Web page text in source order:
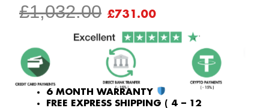
£1,032.00 ORIGINAL
PRICE
WAS:
£1,032.00.
£731.00CURRENT
PRICE
IS:
£731.00.
6 MONTH WARRANTY
FREE EXPRESS SHIPPING ( 4 – 12